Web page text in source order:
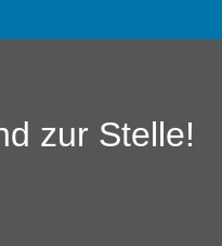
zur Stelle!